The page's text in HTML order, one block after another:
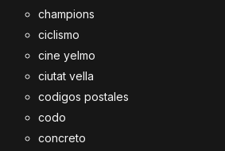
champions
ciclismo
cine yelmo
ciutat vella
codigos postales
codo
concreto